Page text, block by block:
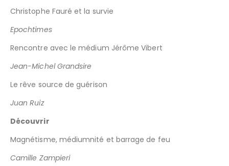
Christophe Fauré et la survie
Epochtimes
Rencontre avec le médium Jérôme Vibert
Jean-Michel Grandsire
Le rêve source de guérison
Juan Ruiz
Découvrir
Magnétisme, médiumnité et barrage de feu
Camille Zampieri